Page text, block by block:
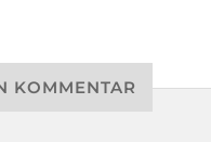
KOMMENTAR